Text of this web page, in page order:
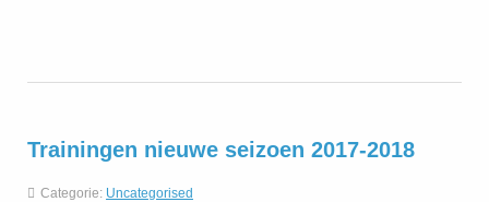
Trainingen nieuwe seizoen 2017-2018
Categorie: Uncategorised